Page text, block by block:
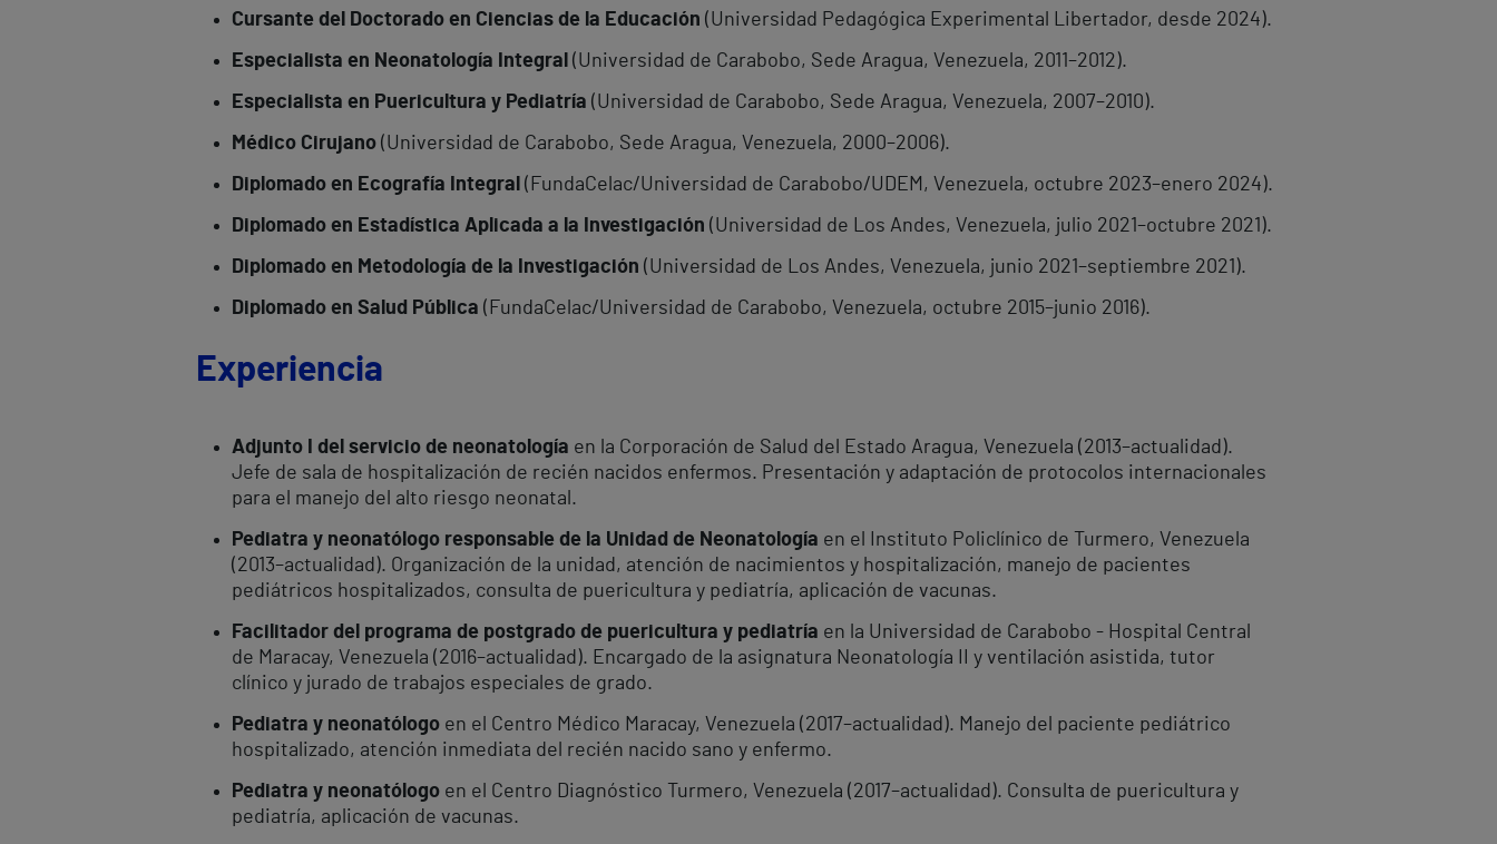
Cursante del Doctorado en Ciencias de la Educación (Universidad Pedagógica Experimental Libertador, desde 2024).
Especialista en Neonatología Integral (Universidad de Carabobo, Sede Aragua, Venezuela, 2011–2012).
Especialista en Puericultura y Pediatría (Universidad de Carabobo, Sede Aragua, Venezuela, 2007–2010).
Médico Cirujano (Universidad de Carabobo, Sede Aragua, Venezuela, 2000–2006).
Diplomado en Ecografía Integral (FundaCelac/Universidad de Carabobo/UDEM, Venezuela, octubre 2023–enero 2024).
Diplomado en Estadística Aplicada a la Investigación (Universidad de Los Andes, Venezuela, julio 2021–octubre 2021).
Diplomado en Metodología de la Investigación (Universidad de Los Andes, Venezuela, junio 2021–septiembre 2021).
Diplomado en Salud Pública (FundaCelac/Universidad de Carabobo, Venezuela, octubre 2015–junio 2016).
Experiencia
Adjunto I del servicio de neonatología en la Corporación de Salud del Estado Aragua, Venezuela (2013–actualidad).
Jefe de sala de hospitalización de recién nacidos enfermos. Presentación y adaptación de protocolos internacionales
para el manejo del alto riesgo neonatal.
Pediatra y neonatólogo responsable de la Unidad de Neonatología en el Instituto Policlínico de Turmero, Venezuela
(2013–actualidad). Organización de la unidad, atención de nacimientos y hospitalización, manejo de pacientes
pediátricos hospitalizados, consulta de puericultura y pediatría, aplicación de vacunas.
Facilitador del programa de postgrado de puericultura y pediatría en la Universidad de Carabobo - Hospital Central
de Maracay, Venezuela (2016–actualidad). Encargado de la asignatura Neonatología II y ventilación asistida, tutor
clínico y jurado de trabajos especiales de grado.
Pediatra y neonatólogo en el Centro Médico Maracay, Venezuela (2017–actualidad). Manejo del paciente pediátrico
hospitalizado, atención inmediata del recién nacido sano y enfermo.
Pediatra y neonatólogo en el Centro Diagnóstico Turmero, Venezuela (2017–actualidad). Consulta de puericultura y
pediatría, aplicación de vacunas.